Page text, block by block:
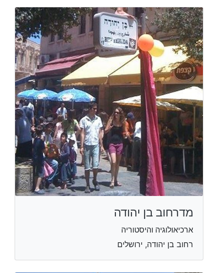
מדרחוב בן יהודה
ארכיאולוגיה והיסטוריה
רחוב בן יהודה, ירושלים